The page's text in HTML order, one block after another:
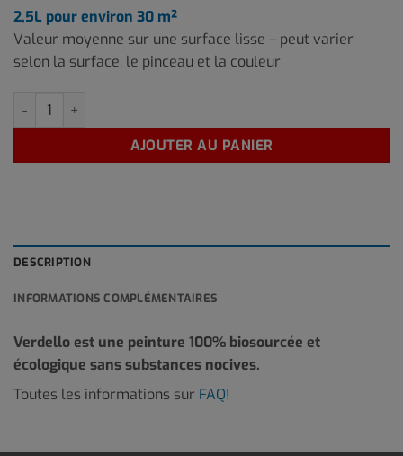
2,5L pour environ 30 m²
Valeur moyenne sur une surface lisse – peut varier
selon la surface, le pinceau et la couleur
quantité de RO-21 2,5 Litre
AJOUTER AU PANIER
DESCRIPTION
INFORMATIONS COMPLÉMENTAIRES
Verdello est une peinture 100% biosourcée et
écologique sans substances nocives.
Toutes les informations sur FAQ!